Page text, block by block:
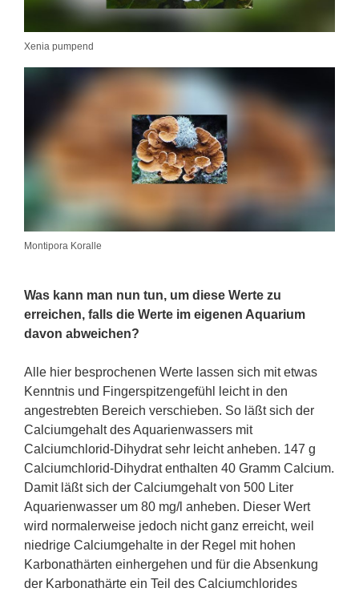
Xenia pumpend
Montipora Koralle
Was kann man nun tun, um diese Werte zu
erreichen, falls die Werte im eigenen Aquarium
davon abweichen?
Alle hier besprochenen Werte lassen sich mit etwas
Kenntnis und Fingerspitzengefühl leicht in den
angestrebten Bereich verschieben. So läßt sich der
Calciumgehalt des Aquarienwassers mit
Calciumchlorid-Dihydrat sehr leicht anheben. 147 g
Calciumchlorid-Dihydrat enthalten 40 Gramm Calcium.
Damit läßt sich der Calciumgehalt von 500 Liter
Aquarienwasser um 80 mg/l anheben. Dieser Wert
wird normalerweise jedoch nicht ganz erreicht, weil
niedrige Calciumgehalte in der Regel mit hohen
Karbonathärten einhergehen und für die Absenkung
der Karbonathärte ein Teil des Calciumchlorides